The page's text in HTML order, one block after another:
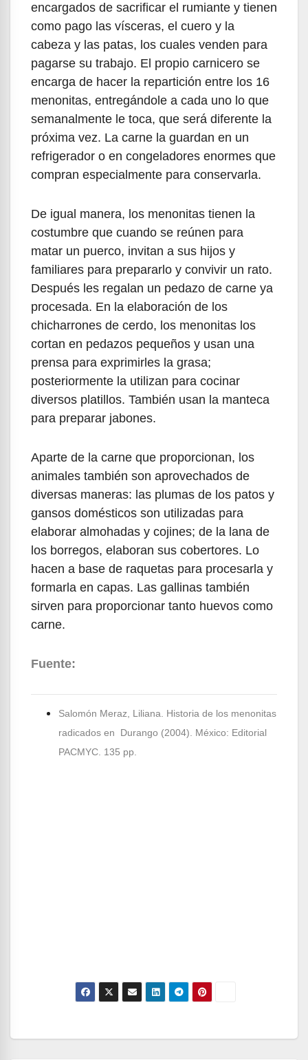
encargados de sacrificar el rumiante y tienen
como pago las vísceras, el cuero y la
cabeza y las patas, los cuales venden para
pagarse su trabajo. El propio carnicero se
encarga de hacer la repartición entre los 16
menonitas, entregándole a cada uno lo que
semanalmente le toca, que será diferente la
próxima vez. La carne la guardan en un
refrigerador o en congeladores enormes que
compran especialmente para conservarla.
De igual manera, los menonitas tienen la
costumbre que cuando se reúnen para
matar un puerco, invitan a sus hijos y
familiares para prepararlo y convivir un rato.
Después les regalan un pedazo de carne ya
procesada. En la elaboración de los
chicharrones de cerdo, los menonitas los
cortan en pedazos pequeños y usan una
prensa para exprimirles la grasa;
posteriormente la utilizan para cocinar
diversos platillos. También usan la manteca
para preparar jabones.
Aparte de la carne que proporcionan, los
animales también son aprovechados de
diversas maneras: las plumas de los patos y
gansos domésticos son utilizadas para
elaborar almohadas y cojines; de la lana de
los borregos, elaboran sus cobertores. Lo
hacen a base de raquetas para procesarla y
formarla en capas. Las gallinas también
sirven para proporcionar tanto huevos como
carne.
Fuente:
Salomón Meraz, Liliana. Historia de los menonitas
radicados en Durango (2004). México: Editorial
PACMYC. 135 pp.